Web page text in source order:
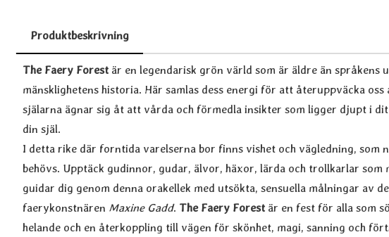
Produktbeskrivning
Produktbeskrivning
The Faery Forest är en legendarisk grön värld som är äldre än språkens
mänsklighetens historia. Här samlas dess energi för att återuppväcka
själarna ägnar sig åt att vårda och förmedla insikter som ligger djupt i
din själ.
I detta rike där forntida varelserna bor finns vishet och vägledning, som
behövs. Upptäck gudinnor, gudar, älvor, häxor, lärda och trollkarlar som
guidar dig genom denna orakellek med utsökta, sensuella målningar av
faerykonstnären Maxine Gadd. The Faery Forest är en fest för alla som
helande och en återkoppling till vägen för skönhet, magi, sanning och